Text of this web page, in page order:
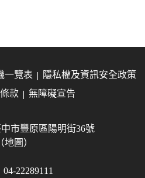
一覽表
隱私權及資訊安全政策
款
無障礙宣告
市豐原區陽明街36號
（地圖）
22289111